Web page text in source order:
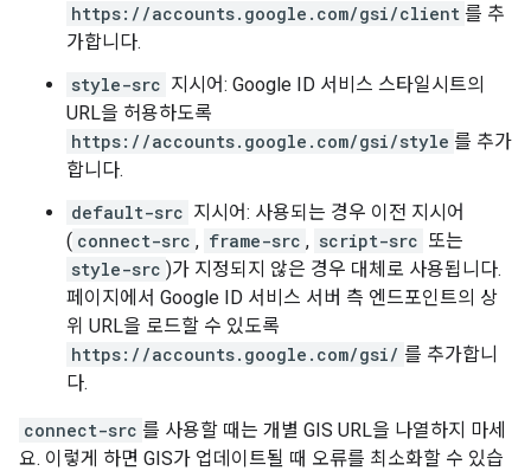
https://accounts.google.com/gsi/client 를 추
가합니다.
style-src 지시어: Google ID 서비스 스타일시트의
URL을 허용하도록
https://accounts.google.com/gsi/style 를 추가
합니다.
default-src 지시어: 사용되는 경우 이전 지시어
( connect-src , frame-src , script-src 또는
style-src )가 지정되지 않은 경우 대체로 사용됩니다.
페이지에서 Google ID 서비스 서버 측 엔드포인트의 상
위 URL을 로드할 수 있도록
https://accounts.google.com/gsi/ 를 추가합니
다.
connect-src 를 사용할 때는 개별 GIS URL을 나열하지 마세
요. 이렇게 하면 GIS가 업데이트될 때 오류를 최소화할 수 있습